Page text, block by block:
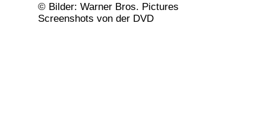
© Bilder: Warner Bros. Pictures
Screenshots von der DVD